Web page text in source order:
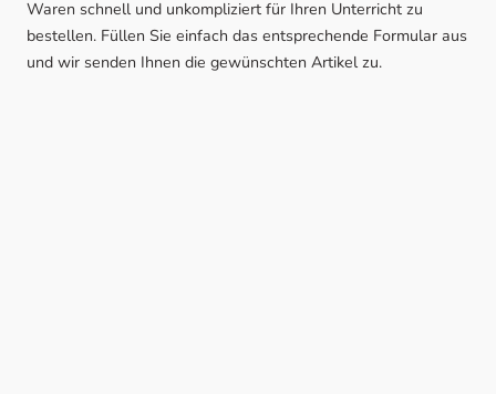
Waren schnell und unkompliziert für Ihren Unterricht zu
bestellen. Füllen Sie einfach das entsprechende Formular aus
und wir senden Ihnen die gewünschten Artikel zu.